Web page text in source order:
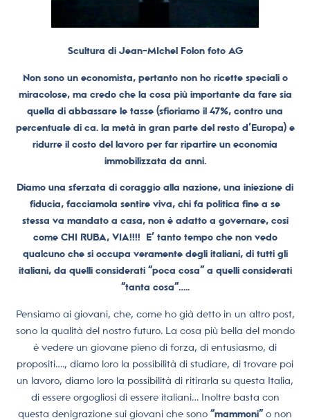
Scultura di Jean-MIchel Folon foto AG
Non sono un economista, pertanto non ho ricette speciali o
miracolose, ma credo che la cosa più importante da fare sia
quella di abbassare le tasse (sfioriamo il 47%, contro una
percentuale di ca. la metà in gran parte del resto d’Europa) e
ridurre il costo del lavoro per far ripartire un economia
immobilizzata da anni.
Diamo una sferzata di coraggio alla nazione, una iniezione di
fiducia, facciamola sentire viva, chi fa politica fine a se
stessa va mandato a casa, non è adatto a governare, così
come CHI RUBA, VIA!!!! E’ tanto tempo che non vedo
qualcuno che si occupa veramente degli italiani, di tutti gli
italiani, da quelli considerati “poca cosa” a quelli considerati
“tanta cosa”…..
Pensiamo ai giovani, che, come ho già detto in un altro post,
sono la qualità del nostro futuro. La cosa più bella del mondo
è vedere un giovane pieno di forza, di entusiasmo, di
propositi…., diamo loro la possibilità di studiare, di trovare poi
un lavoro, diamo loro la possibilità di ritirarla su questa Italia,
di essere orgogliosi di essere italiani… Inoltre basta con
questa denigrazione sui giovani che sono “mammoni”o non